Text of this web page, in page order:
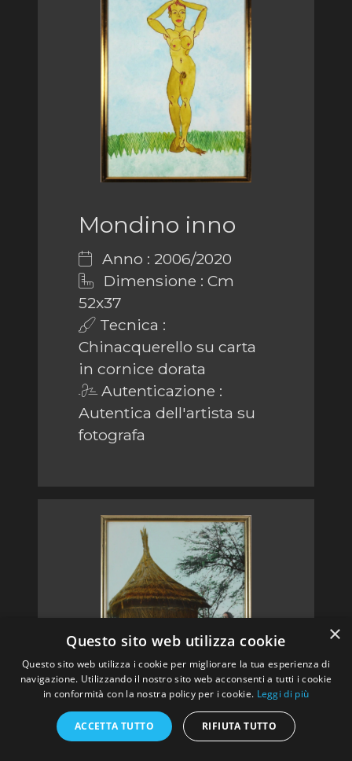
Biography
Mondino inno
Anno : 2006/2020
Dimensione : Cm
52x37
Tecnica :
Chinacquerello su carta
in cornice dorata
Autenticazione :
Autentica dell'artista su
fotografa
×
Questo sito web utilizza cookie
Questo sito web utilizza i cookie per migliorare la tua esperienza di
navigazione. Utilizzando il nostro sito web acconsenti a tutti i cookie
in conformità con la nostra policy per i cookie. Leggi di più
ACCETTA TUTTO RIFIUTA TUTTO